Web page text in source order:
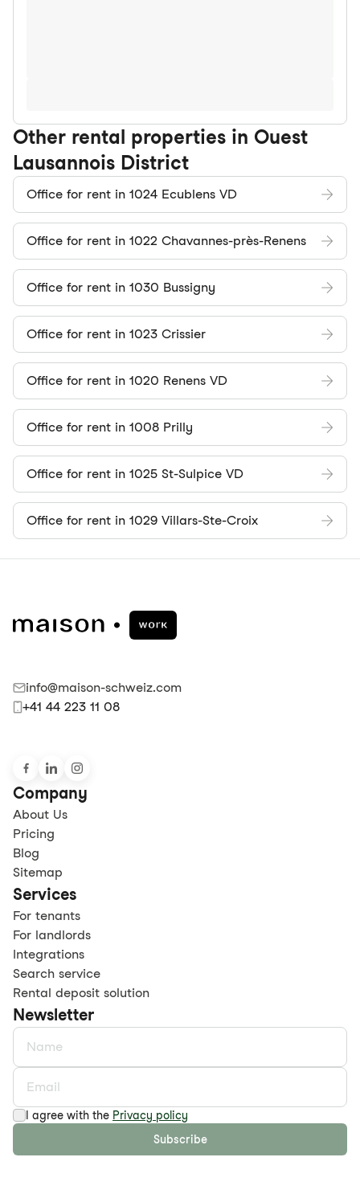
Other rental properties in Ouest
Lausannois District
Office for rent in 1024 Ecublens VD
Office for rent in 1022 Chavannes-près-Renens
Office for rent in 1030 Bussigny
Office for rent in 1023 Crissier
Office for rent in 1020 Renens VD
Office for rent in 1008 Prilly
Office for rent in 1025 St-Sulpice VD
Office for rent in 1029 Villars-Ste-Croix
info@maison-schweiz.com
+41 44 223 11 08
Company
About Us
Pricing
Blog
Sitemap
Services
For tenants
For landlords
Integrations
Search service
Rental deposit solution
Newsletter
I agree with the Privacy policy
Subscribe